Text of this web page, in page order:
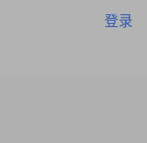
登录